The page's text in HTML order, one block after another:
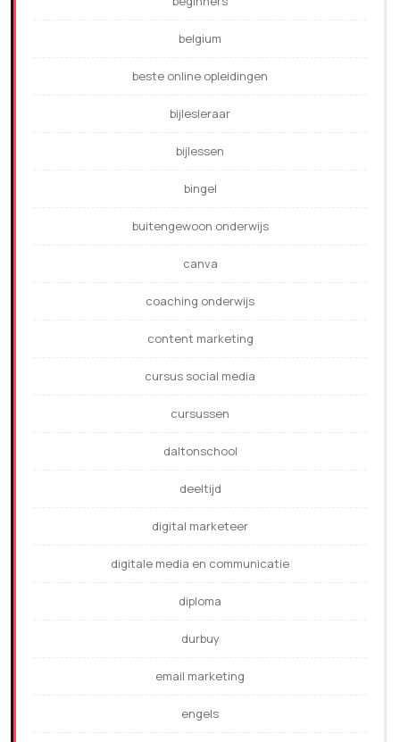
belgium
beste online opleidingen
bijlesleraar
bijlessen
bingel
buitengewoon onderwijs
canva
coaching onderwijs
content marketing
cursus social media
cursussen
daltonschool
deeltijd
digital marketeer
digitale media en communicatie
diploma
durbuy
email marketing
engels